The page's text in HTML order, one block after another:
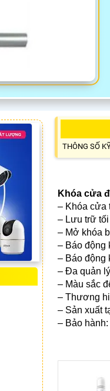
THÔNG SỐ
Khóa cửa
– Khóa cửa
– Lưu trữ tối
– Mở khóa
– Báo động
– Báo động
– Đa quản
– Màu sắc
– Thương
– Sản xuất
– Bảo